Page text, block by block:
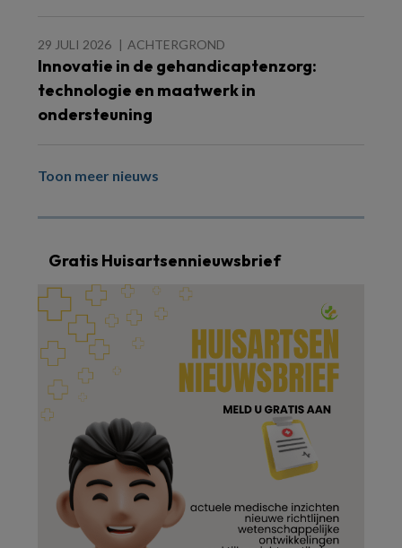
29 JULI 2026 ACHTERGROND
Innovatie in de gehandicaptenzorg:
technologie en maatwerk in
ondersteuning
Toon meer nieuws
Gratis Huisartsennieuwsbrief